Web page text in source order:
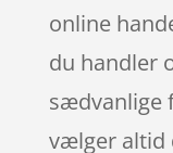
online
du handler
sædvanlige
vælger altid